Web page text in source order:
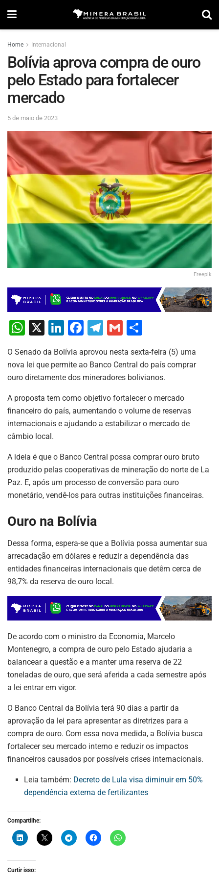
Home Internacional
Bolívia aprova compra de ouro
pelo Estado para fortalecer
mercado
5 de maio de 2023
Freepik
W
at
s
p
p
X
Li
n
k
e
n
F
c
e
b
o
o
T
e
gr
m
G
ai
l
ar
e
O Senado da Bolívia aprovou nesta sexta-feira (5) uma
nova lei que permite ao Banco Central do país comprar
ouro diretamente dos mineradores bolivianos.
A proposta tem como objetivo fortalecer o mercado
financeiro do país, aumentando o volume de reservas
internacionais e ajudando a estabilizar o mercado de
câmbio local.
A ideia é que o Banco Central possa comprar ouro bruto
produzido pelas cooperativas de mineração do norte de La
Paz. E, após um processo de conversão para ouro
monetário, vendê-los para outras instituições financeiras.
Ouro na Bolívia
Dessa forma, espera-se que a Bolívia possa aumentar sua
arrecadação em dólares e reduzir a dependência das
entidades financeiras internacionais que detêm cerca de
98,7% da reserva de ouro local.
De acordo com o ministro da Economia, Marcelo
Montenegro, a compra de ouro pelo Estado ajudaria a
balancear a questão e a manter uma reserva de 22
toneladas de ouro, que será aferida a cada semestre após
a lei entrar em vigor.
O Banco Central da Bolívia terá 90 dias a partir da
aprovação da lei para apresentar as diretrizes para a
compra de ouro. Com essa nova medida, a Bolívia busca
fortalecer seu mercado interno e reduzir os impactos
financeiros causados por possíveis crises internacionais.
Leia também: Decreto de Lula visa diminuir em 50%
dependência externa de fertilizantes
Compartilhe:
Curtir isso:
NEWSLETTER